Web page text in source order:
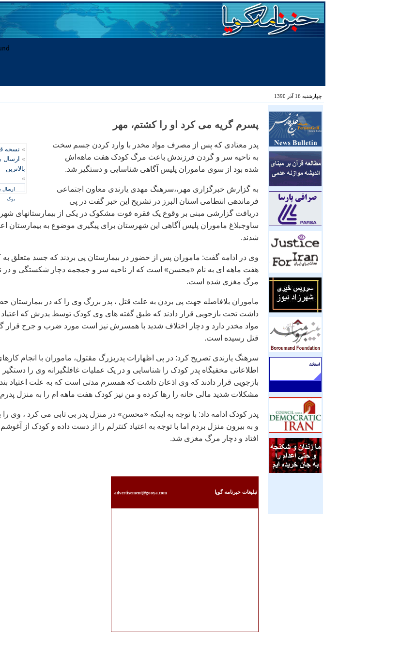
چهارشنبه 16 آذر 1390
پسرم گریه می کرد او را کشتم، مهر
» نسخه
» ارسال
بالاترین
»
ارسال
بوک
پدر معتادی که پس از مصرف مواد مخدر با وارد کردن جسم سخت
به ناحیه سر و گردن فرزندش باعث مرگ کودک هفت ماهه‌اش
شده بود از سوی ماموران پلیس آگاهی شناسایی و دستگیر شد.
به گزارش خبرگزاری مهر،،سرهنگ مهدی یارندی معاون اجتماعی
فرماندهی انتطامی استان البرز در تشریح این خبر گفت در پی
دریافت گزارشی مبنی بر وقوع یک فقره فوت مشکوک در یکی از بیمارستانهای
ساوجبلاغ ماموران پلیس آگاهی این شهرستان برای پیگیری موضوع به بیمارستان
شدند.
وی در ادامه گفت: ماموران پس از حضور در بیمارستان پی بردند که جسد متعلق
هفت ماهه ای به نام «محسن» است که از ناحیه سر و جمجمه دچار شکستگی و در
مرگ مغزی شده است.
ماموران بلافاصله جهت پی بردن به علت قتل ، پدر بزرگ وی را که در بیمارستان
داشت تحت بازجویی قرار دادند که طبق گفته های وی کودک توسط پدرش که اعتیاد
مواد مخدر دارد و دچار اختلاف شدید با همسرش نیز است مورد ضرب و جرح قرار
قتل رسیده است.
سرهنگ یارندی تصریح کرد: در پی اظهارات پدربزرگ مقتول، ماموران با انجام
اطلاعاتی مخفیگاه پدر کودک را شناسایی و در یک عملیات غافلگیرانه وی را
بازجویی قرار دادند که وی اذعان داشت که همسرم مدتی است که به علت اعتیاد
مشکلات شدید مالی خانه را رها کرده و من نیز کودک هفت ماهه ام را به منزل
پدر کودک ادامه داد: با توجه به اینکه «محسن» در منزل پدر بی تابی می کرد ، وی را
و به بیرون منزل بردم اما با توجه به اعتیاد کنترلم را از دست داده و کودک از
افتاد و دچار مرگ مغزی شد.
تبليغات خبرنامه گويا advertisement@gooya.com